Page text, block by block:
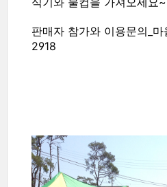
판매자 참가와 이용문의_
2918